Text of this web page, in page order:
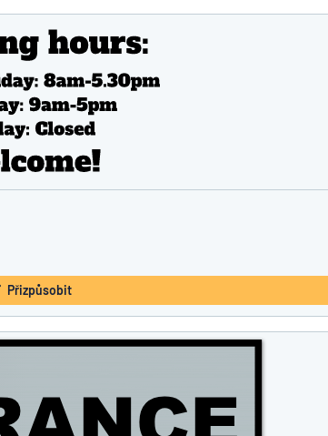
Přizpůsobit